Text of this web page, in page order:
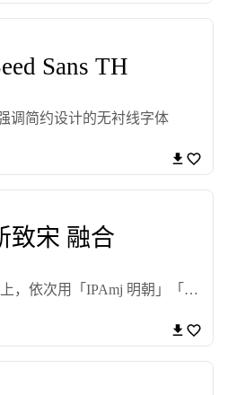
Sans TH
调简约设计的无衬线字体
致宋 融合
，依次用「IPAmj 明朝」「一